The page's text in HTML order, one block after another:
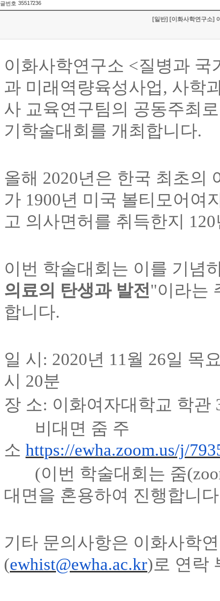
글번호 35517236
[일반] [이화사학연구소]
이화사학연구소 <질병과 국
과 미래역량육성사업, 사학
사 교육연구팀의 공동주최
기학술대회를 개최합니다.
올해 2020년은 한국 최초의
가 1900년 미국 볼티모어여
고 의사면허를 취득한지 120
이번 학술대회는 이를 기념
의료의 탄생과 발전"이라는
합니다.
일 시 : 2020년 11월 26일 목
시 20분
장 소: 이화여자대학교 학관
비대면 줌 주
소 https://ewha.zoom.us/j/
(이번 학술대회는 줌
대면을 혼용하여 진행합니다
기타 문의사항은 이화사학
(ewhist@ewha.ac.kr)로 연락